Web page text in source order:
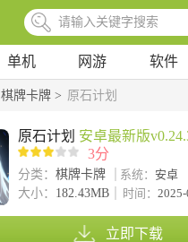
单机 网游 软件
棋牌卡牌 > 原石计划
原石计划 安卓最新版
3分
分类： 棋牌卡牌 系统： 安卓
大小： 182.43MB 时间：
立即下载